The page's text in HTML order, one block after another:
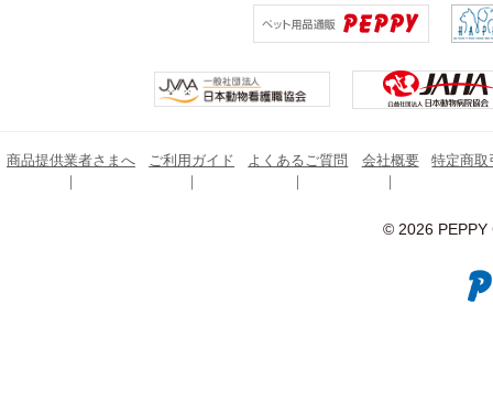
商品提供業者さまへ ご利用ガイド よくあるご質問 会社概要 特定商取
© 2026 PEPPY